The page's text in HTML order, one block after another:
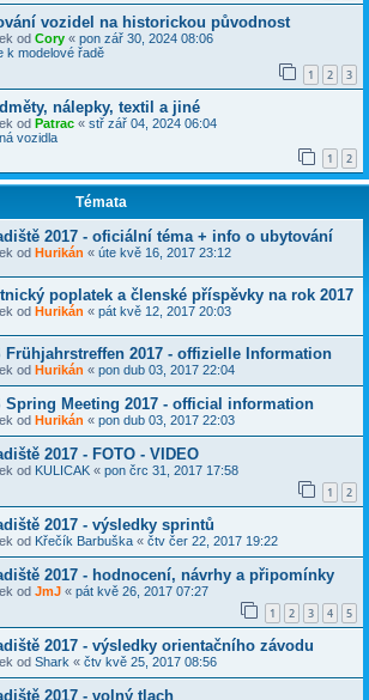
vozidel na historickou původnost
od Cory « pon zář 30, 2024 08:06
k modelové řadě
1 2 3
nálepky, textil a jiné
od Patrac « stř zář 04, 2024 06:04
vozidla
1 2
Témata
2017 - oficiální téma + info o ubytování
od Hurikán « úte kvě 16, 2017 23:12
poplatek a členské příspěvky na rok 2017
od Hurikán « pát kvě 12, 2017 20:03
Frühjahrstreffen 2017 - offizielle Information
od Hurikán « pon dub 03, 2017 22:04
Spring Meeting 2017 - official information
od Hurikán « pon dub 03, 2017 22:03
2017 - FOTO - VIDEO
od KULICAK « pon črc 31, 2017 17:58
1 2
2017 - výsledky sprintů
od Křečík Barbuška « čtv čer 22, 2017 19:22
2017 - hodnocení, návrhy a připomínky
od JmJ « pát kvě 26, 2017 07:27
1 2 3 4 5
2017 - výsledky orientačního závodu
od Shark « čtv kvě 25, 2017 08:56
2017 - volný tlach